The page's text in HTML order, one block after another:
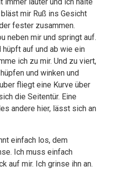
mir Ruß ins Gesicht
fester zusammen.
neben mir und springt auf.
hüpft auf und ab wie ein
ich zu mir. Und zu viert,
und winken und
fliegt eine Kurve über
die Seitentür. Eine
andere hier, lässt sich an
einfach los, dem
Ich muss einfach
auf mir. Ich grinse ihn an.